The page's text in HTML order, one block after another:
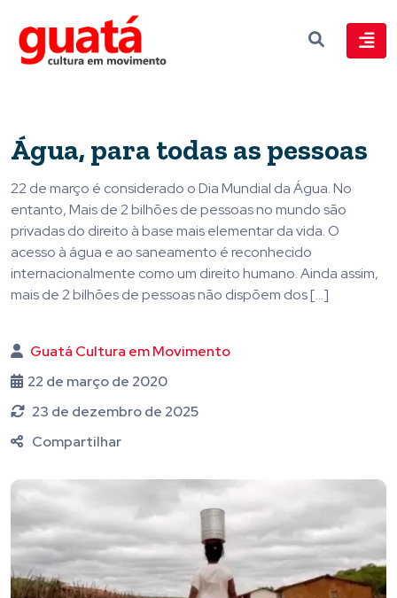
Água, para todas as pessoas
22 de março é considerado o Dia Mundial da Água. No
entanto, Mais de 2 bilhões de pessoas no mundo são
privadas do direito à base mais elementar da vida. O
acesso à água e ao saneamento é reconhecido
internacionalmente como um direito humano. Ainda assim,
mais de 2 bilhões de pessoas não dispõem dos […]
Guatá Cultura em Movimento
22 de março de 2020
23 de dezembro de 2025
Compartilhar